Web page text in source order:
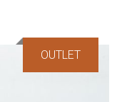
OUTLET